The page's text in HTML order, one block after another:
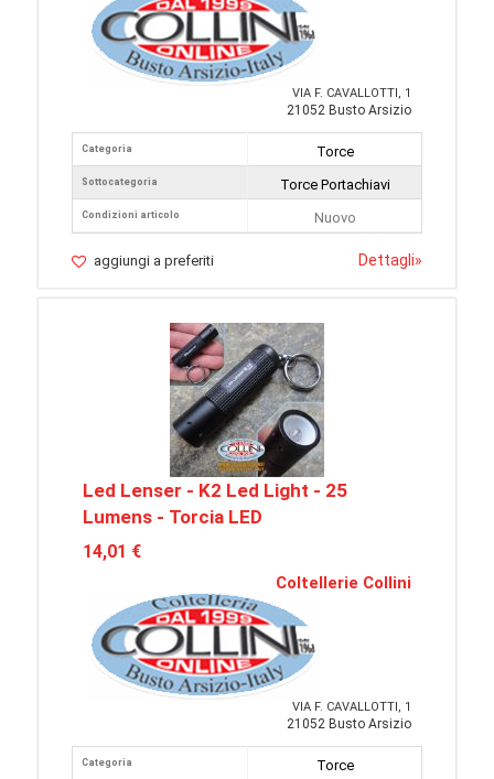
VIA F. CAVALLOTTI, 1
21052 Busto Arsizio
Categoria
Sottocategoria
Condizioni articolo
Torce
Torce Portachiavi
Nuovo
aggiungi a preferiti Dettagli»
Led Lenser - K2 Led Light - 25
Lumens - Torcia LED
14,01 €
Coltellerie Collini
VIA F. CAVALLOTTI, 1
21052 Busto Arsizio
Categoria
Torce